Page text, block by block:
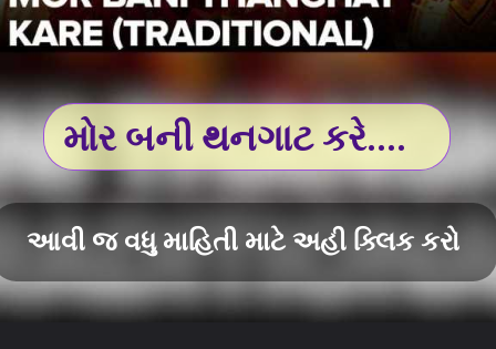
મોર બની થનગાટ કરે....
આવી જ વધુ માહિતી માટે અહી ક્લિક કરો